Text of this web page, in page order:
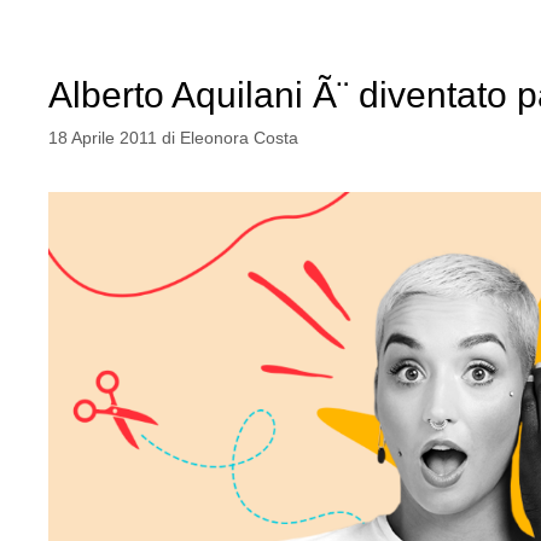
Alberto Aquilani Ã¨ diventato
18 Aprile 2011 di Eleonora Costa